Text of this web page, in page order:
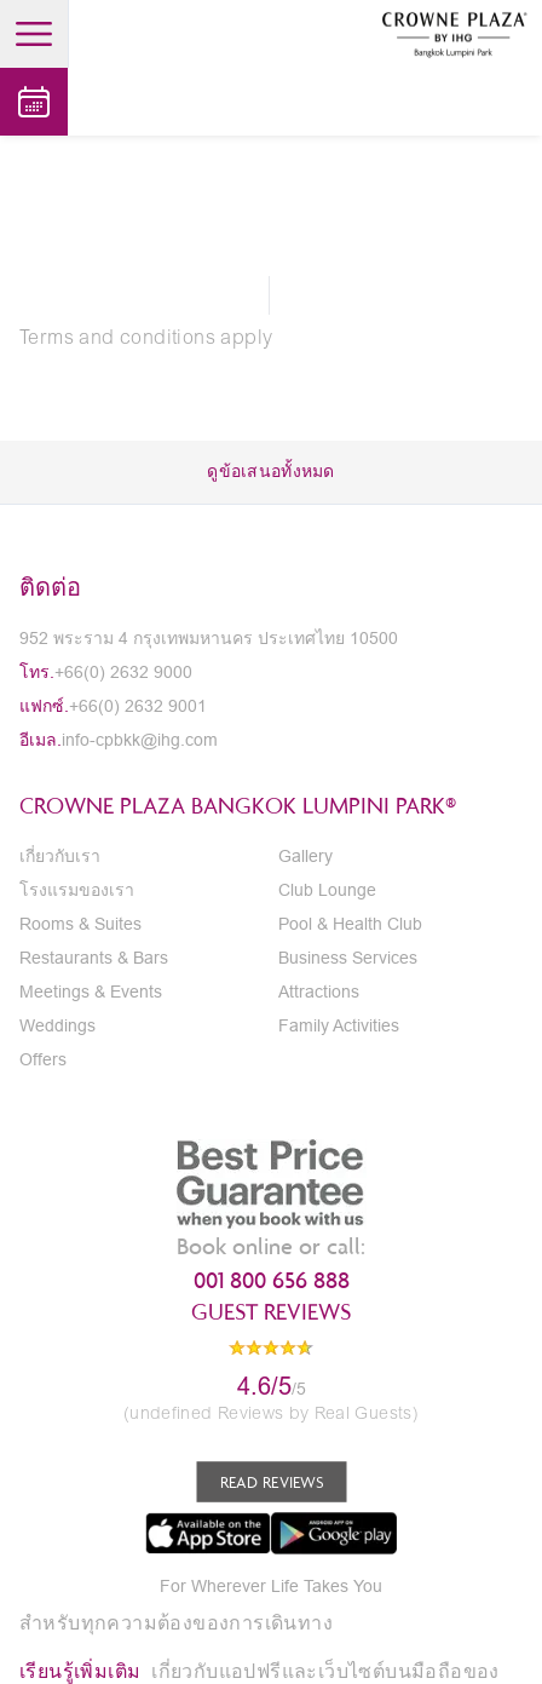
open main menu
Terms and conditions apply
ดูข้อเสนอทั้งหมด
ติดต่อ
952 พระราม 4 กรุงเทพมหานคร ประเทศไทย 10500
โทร. +66(0) 2632 9000
แฟกซ์. +66(0) 2632 9001
อีเมล. info-cpbkk@ihg.com
CROWNE PLAZA BANGKOK LUMPINI PARK®
เกี่ยวกับเรา
โรงแรมของเรา
Rooms & Suites
Restaurants & Bars
Meetings & Events
Weddings
Offers
Gallery
Club Lounge
Pool & Health Club
Business Services
Attractions
Family Activities
Book online or call:
001 800 656 888
GUEST REVIEWS
4.6/5/5
(undefined Reviews by Real Guests)
READ REVIEWS
For Wherever Life Takes You
สำหรับทุกความต้องของการเดินทาง
เรียนรู้เพิ่มเติม
เกี่ยวกับแอปฟรีและเว็บไซต์บนมือถือของ